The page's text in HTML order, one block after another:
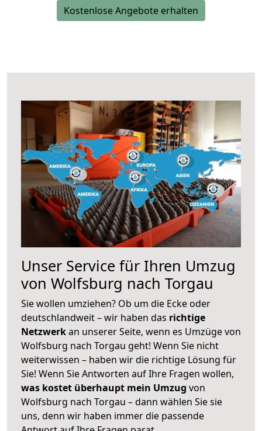
Kostenlose Angebote erhalten
Unser Service für Ihren Umzug
von Wolfsburg nach Torgau
Sie wollen umziehen? Ob um die Ecke oder
deutschlandweit – wir haben das richtige
Netzwerkan unserer Seite, wenn es Umzüge von
Wolfsburg nach Torgau geht! Wenn Sie nicht
weiterwissen – haben wir die richtige Lösung für
Sie! Wenn Sie Antworten auf Ihre Fragen wollen,
was kostet überhaupt mein Umzug von
Wolfsburg nach Torgau – dann wählen Sie sie
uns, denn wir haben immer die passende